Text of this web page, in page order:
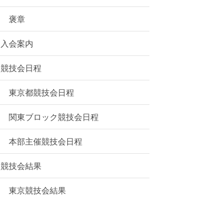
褒章
入会案内
競技会日程
東京都競技会日程
関東ブロック競技会日程
本部主催競技会日程
競技会結果
東京競技会結果